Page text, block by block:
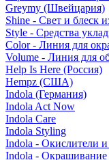
Greymy (Швейцария)
Shine - Свет и блеск
Style - Средства
Color - Линия для
Volume - Линия для
Help Is Here (Россия)
Hempz (США)
Indola (Германия)
Indola Act Now
Indola Care
Indola Styling
Indola - Окислители и
Indola - Окрашивание